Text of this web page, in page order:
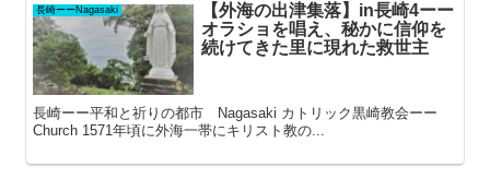
長崎ーーNagasaki
【外海の出津集落】in長崎4ーー
オラショを唱え、秘かに信仰を
続けてきた里に現れた救世主
長崎ーー平和と祈りの都市 Nagasaki カトリック黒崎教会ーー
Church 1571年頃に外海一帯にキリスト教の...